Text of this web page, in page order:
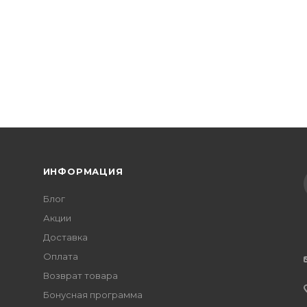
ИНФОРМАЦИЯ
Блог
Акции
Доставка
Оплата
Возврат товара
Бонусная программа